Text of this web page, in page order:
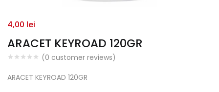
ARACET KEYROAD 120GR
(0 customer reviews)
4,00 lei
ARACET KEYROAD 120GR